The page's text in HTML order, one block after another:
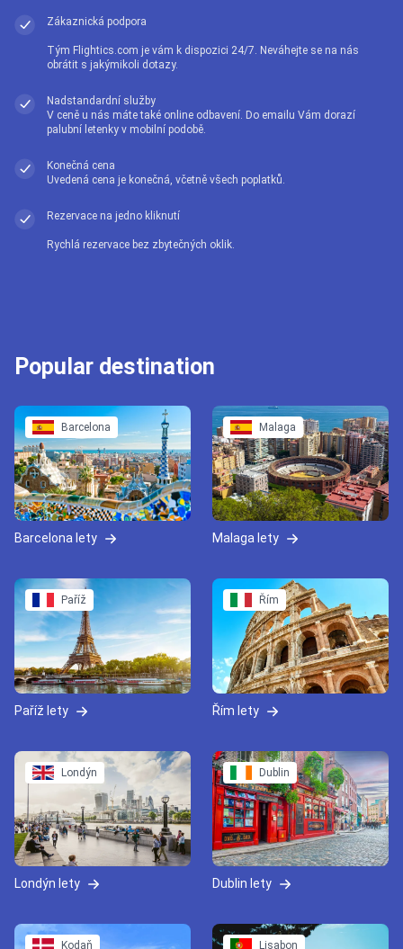
Zákaznická podpora
Tým Flightics.com je vám k dispozici 24/7. Neváhejte se na nás
obrátit s jakýmikoli dotazy.
Nadstandardní služby
V ceně u nás máte také online odbavení. Do emailu Vám dorazí
palubní letenky v mobilní podobě.
Konečná cena
Uvedená cena je konečná, včetně všech poplatků.
Rezervace na jedno kliknutí
Rychlá rezervace bez zbytečných oklik.
Popular destination
Barcelona
Barcelona lety
Malaga
Malaga lety
Paříž
Paříž lety
Řím
Řím lety
Londýn
Londýn lety
Dublin
Dublin lety
Kodaň Lisabon